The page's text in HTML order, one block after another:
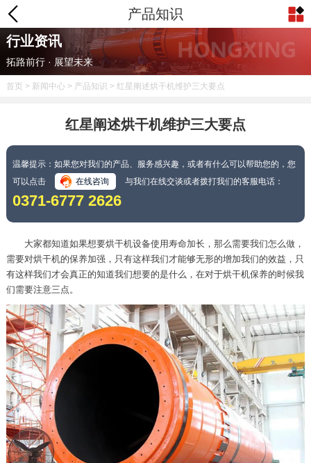
产品知识
行业资讯
拓路前行 · 展望未来
首页 > 新闻中心> 产品知识 > 红星阐述烘干机维护三大要点
红星阐述烘干机维护三大要点
温馨提示：如果您对我们的产品、服务感兴趣，或者有什么可以帮助您的，您
可以点击
在线咨询 与我们在线交谈或者拨打我们的客服电话：
0371-6777 2626
大家都知道如果想要烘干机设备使用寿命加长，那么需要我们怎么做，
需要对烘干机的保养加强，只有这样我们才能够无形的增加我们的效益，只
有这样我们才会真正的知道我们想要的是什么，在对于烘干机保养的时候我
们需要注意三点。